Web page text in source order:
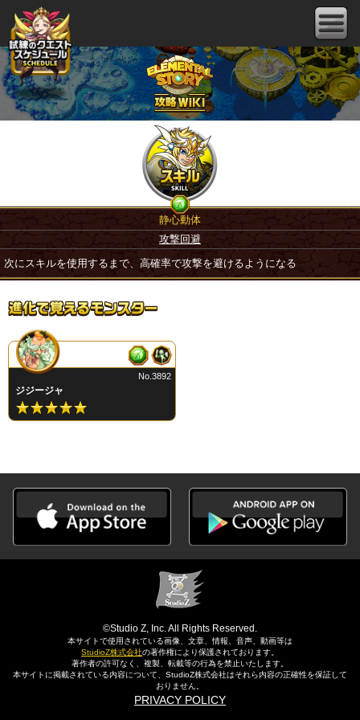
静心動体
攻撃回避
次にスキルを使用するまで、高確率で攻撃を避けるようになる
ジジージャ
No.3892
©Studio Z, Inc. All Rights Reserved.
本サイトで使用されている画像、文章、情報、音声、動画等は
StudioZ株式会社の著作権により保護されております。
著作者の許可なく、複製、転載等の行為を禁止いたします。
本サイトに掲載されている内容について、StudioZ株式会社はそれら内容の正確性を保証して
おりません。
PRIVACY POLICY